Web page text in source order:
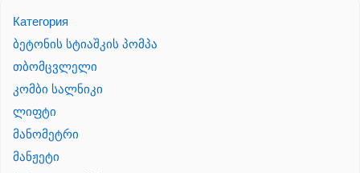
Категория
ბეტონის სტიაშკის პომპა
თბომცვლელი
კომბი სალნიკი
ლიფტი
მანომეტრი
მანჟეტი